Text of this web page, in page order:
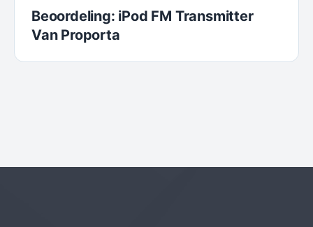
Beoordeling: iPod FM Transmitter
Van Proporta